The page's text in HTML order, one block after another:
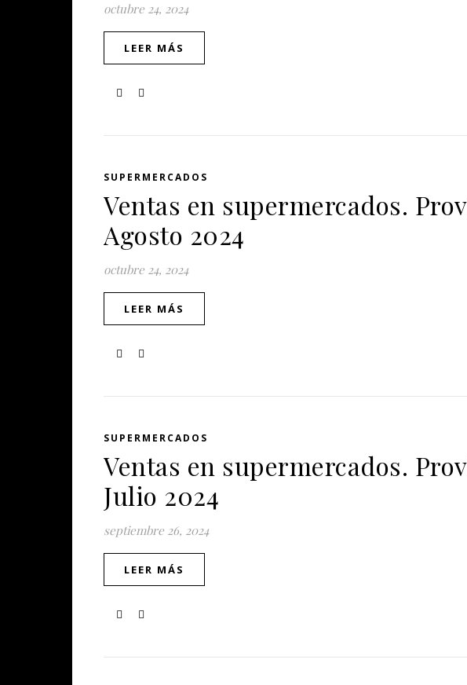
octubre 24, 2024
LEER MÁS
SUPERMERCADOS
Ventas en supermercados.
Agosto 2024
octubre 24, 2024
LEER MÁS
SUPERMERCADOS
Ventas en supermercados.
Julio 2024
septiembre 26, 2024
LEER MÁS